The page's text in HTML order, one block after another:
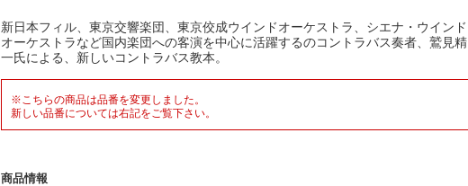
新日本フィル、東京交響楽団、東京佼成ウインドオーケストラ、シエナ・ウインド
オーケストラなど国内楽団への客演を中心に活躍するのコントラバス奏者、鷲見精
一氏による、新しいコントラバス教本。
※こちらの商品は品番を変更しました。
新しい品番については右記をご覧下さい。
商品情報